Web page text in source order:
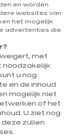
en worden
websites van
het mogelijk
advertenties die
met
noodzakelijk
u nog
en de inhoud
mogelijk niet
of het
U ziet nog
zullen